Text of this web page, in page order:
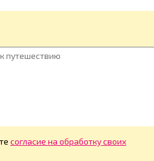
согласие на обработку своих